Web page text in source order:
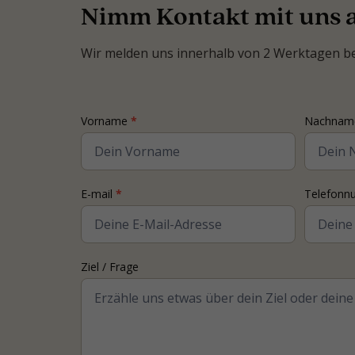
Nimm Kontakt mit uns
Wir melden uns innerhalb von 2 Werktagen
Contact
Coach
Vorname *
E-mail *
Ziel / Frage